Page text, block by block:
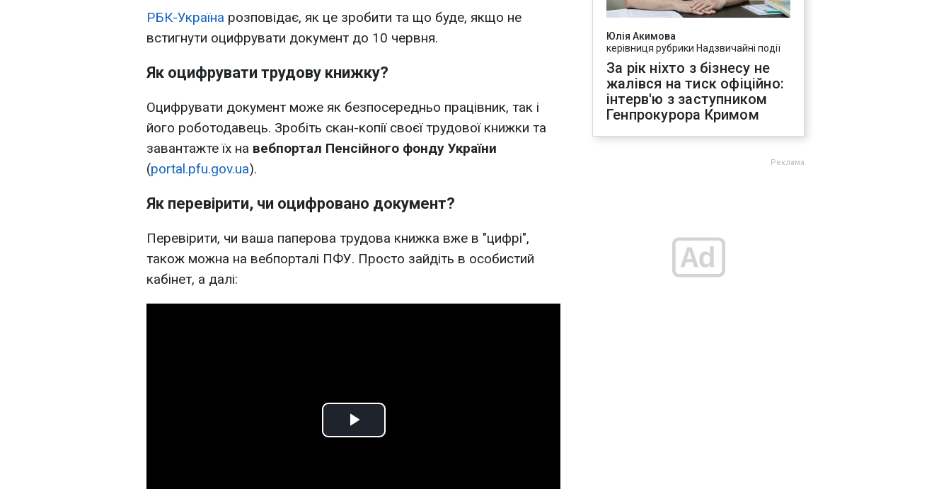
РБК-Україна розповідає, як це зробити та що буде, якщо не
встигнути оцифрувати документ до 10 червня.
Як оцифрувати трудову книжку?
Оцифрувати документ може як безпосередньо працівник, так і
його роботодавець. Зробіть скан-копії своєї трудової книжки та
завантажте їх на вебпортал Пенсійного фонду України
(portal.pfu.gov.ua).
Як перевірити, чи оцифровано документ?
Перевірити, чи ваша паперова трудова книжка вже в "цифрі",
також можна на вебпорталі ПФУ. Просто зайдіть в особистий
кабінет, а далі:
Play
Юлія Акимова
керівниця рубрики Надзвичайні події
За рік ніхто з бізнесу не
жалівся на тиск офіційно:
інтерв'ю з заступником
Генпрокурора Кримом